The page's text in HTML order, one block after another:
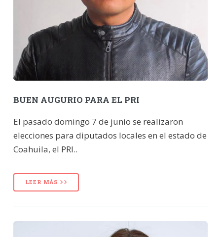
BUEN AUGURIO PARA EL PRI
El pasado domingo 7 de junio se realizaron
elecciones para diputados locales en el estado de
Coahuila, el PRI..
LEER MÁS